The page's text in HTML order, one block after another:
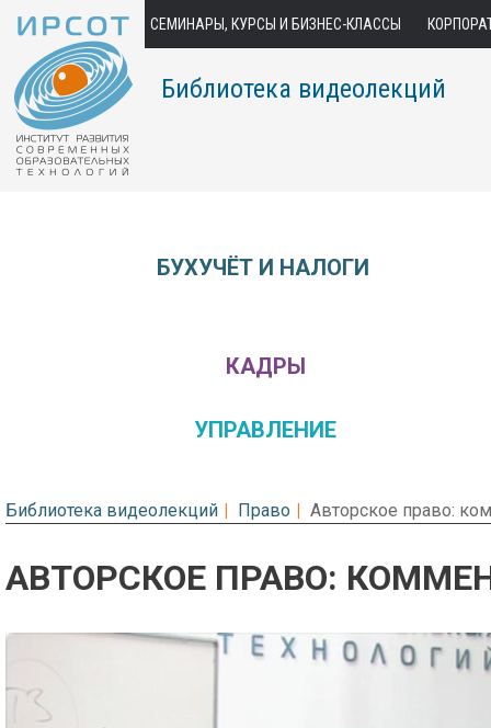
СЕМИНАРЫ, КУРСЫ И БИЗНЕС-КЛАССЫ
Библиотека видеолекций
БУХУЧЁТ И НАЛОГИ
КАДРЫ
УПРАВЛЕНИЕ
Библиотека видеолекций Право Авторское право:
АВТОРСКОЕ ПРАВО:
Предварительный просмотр.